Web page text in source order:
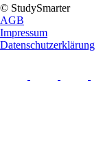
© StudySmarter
AGB
Impressum
Datenschutzerklärung